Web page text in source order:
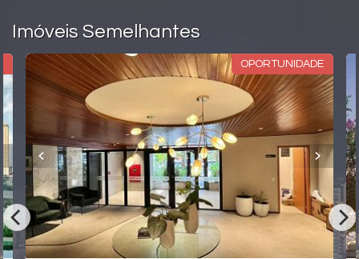
Imóveis Semelhantes
OPORTUNIDADE